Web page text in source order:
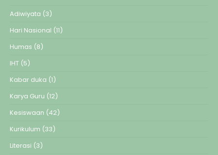
Adiwiyata (3)
Hari Nasional (11)
Humas (8)
IHT (5)
Kabar duka (1)
Karya Guru (12)
Kesiswaan (42)
Kurikulum (33)
Literasi (3)